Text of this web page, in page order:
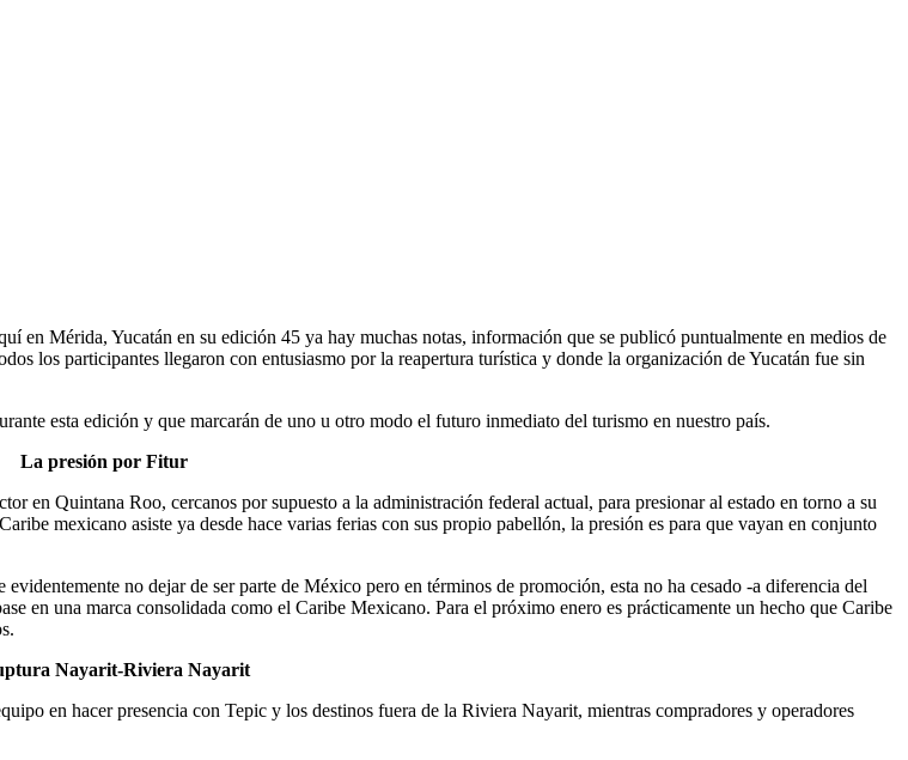
en Mérida, Yucatán en su edición 45 ya hay muchas notas, información que se publicó puntualmente en medios de
los participantes llegaron con entusiasmo por la reapertura turística y donde la organización de Yucatán fue sin
esta edición y que marcarán de uno u otro modo el futuro inmediato del turismo en nuestro país.
La presión por Fitur
en Quintana Roo, cercanos por supuesto a la administración federal actual, para presionar al estado en torno a su
mexicano asiste ya desde hace varias ferias con sus propio pabellón, la presión es para que vayan en conjunto
no dejar de ser parte de México pero en términos de promoción, esta no ha cesado -a diferencia del
en una marca consolidada como el Caribe Mexicano. Para el próximo enero es prácticamente un hecho que Caribe
Nayarit-Riviera Nayarit
en hacer presencia con Tepic y los destinos fuera de la Riviera Nayarit, mientras compradores y operadores